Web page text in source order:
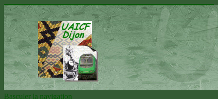
Basculer la navigation